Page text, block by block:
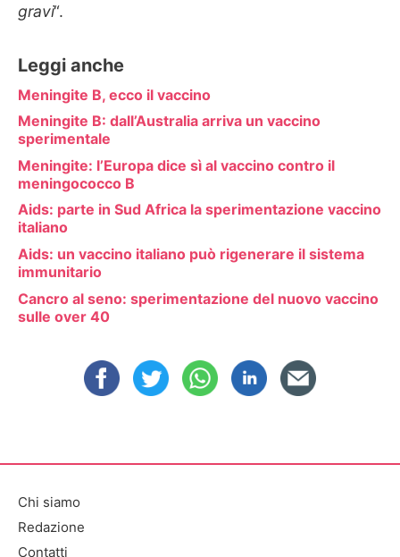
gravi“.
Leggi anche
Meningite B, ecco il vaccino
Meningite B: dall’Australia arriva un vaccino
sperimentale
Meningite: l’Europa dice sì al vaccino contro il
meningococco B
Aids: parte in Sud Africa la sperimentazione vaccino
italiano
Aids: un vaccino italiano può rigenerare il sistema
immunitario
Cancro al seno: sperimentazione del nuovo vaccino
sulle over 40
Chi siamo
Redazione
Contatti